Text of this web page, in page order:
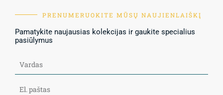
PRENUMERUOKITE MŪSŲ NAUJIENLAIŠKĮ
Pamatykite naujausias kolekcijas ir gaukite specialius
pasiūlymus